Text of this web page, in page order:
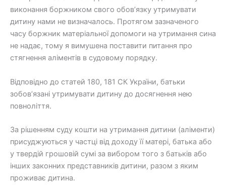
виконання боржником свого обов’язку утримувати
дитину нами не визначалось. Протягом зазначеного
часу боржник матеріальної допомоги на утримання сина
не надає, тому я вимушена поставити питання про
стягнення аліментів в судовому порядку.
Відповідно до статей 180, 181 СК України, батьки
зобов’язані утримувати дитину до досягнення нею
повноліття.
За рішенням суду кошти на утримання дитини (аліменти)
присуджуються у частці від доходу її матері, батька або
у твердій грошовій сумі за вибором того з батьків або
інших законних представників дитини, разом з яким
проживає дитина.